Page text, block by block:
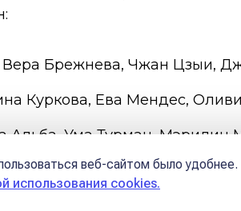
Брежнева, Чжан Цзыи,
Куркова, Ева Мендес,
Альба, Ума Турман, Мэрилин
веб-сайтом было
использования cookies.